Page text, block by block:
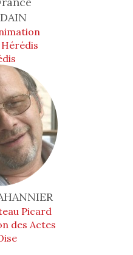
Picard
des Actes